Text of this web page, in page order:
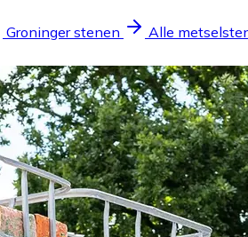
Groninger stenen
Alle